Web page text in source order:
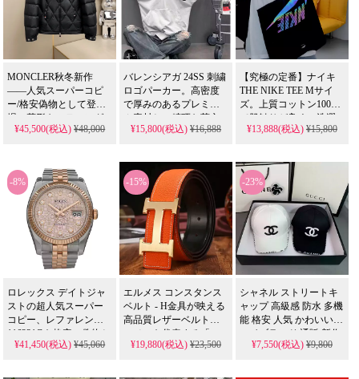
偽物バッグです。
MONCLER秋冬新作
——人気スーパーコピ
ー/格安偽物として登
場。菱形キルティング
にリップスタージッ
ード会社ルートより希
少出品、公式サイトと
同時発売。年明け返品
交換対応で安心です。
¥45,500(税込)¥48,000
バレンシアガ 24SS 刺繍
ロゴパーカー。高密度
で厚みのあるプレミア
ム素材と、精巧な英文
字刺繍が特徴。人気の
崩れや色落ちが少な
く、長く愛用できる確
かな品質を備えていま
す。
¥15,800(税込)¥16,888
【究極の定番】ナイキ
THE NIKE TEE Mサイ
ズ。上質コットン100%
で肌触りが良く、洗濯
による型崩れが少ない
胆なロゴデザインは、
人気のスーパーコピー
品には真似できないク
オリティを誇ります。
¥13,888(税込) ¥15,800
-8%
ロレックス デイトジャ
ストの超人気スーパー
コピー、レファレンス
116231Gを格安の偽物と
してご紹介します。18K
¥41,450(税込)¥45,060
-15%
エルメス コンスタンス
ベルト - H金具が映える
高品質レザーベルトエ
ルメスを代表する「コ
ンスタンス」デザイン
¥19,880(税込)¥23,500
-23%
シャネル ストリートキ
ャップ 高級感 防水 多機
能 格安 人気 かわいい
ハイブランド 通販 新作
流行り 芸能人愛用 四季
¥7,550(税込) ¥9,800